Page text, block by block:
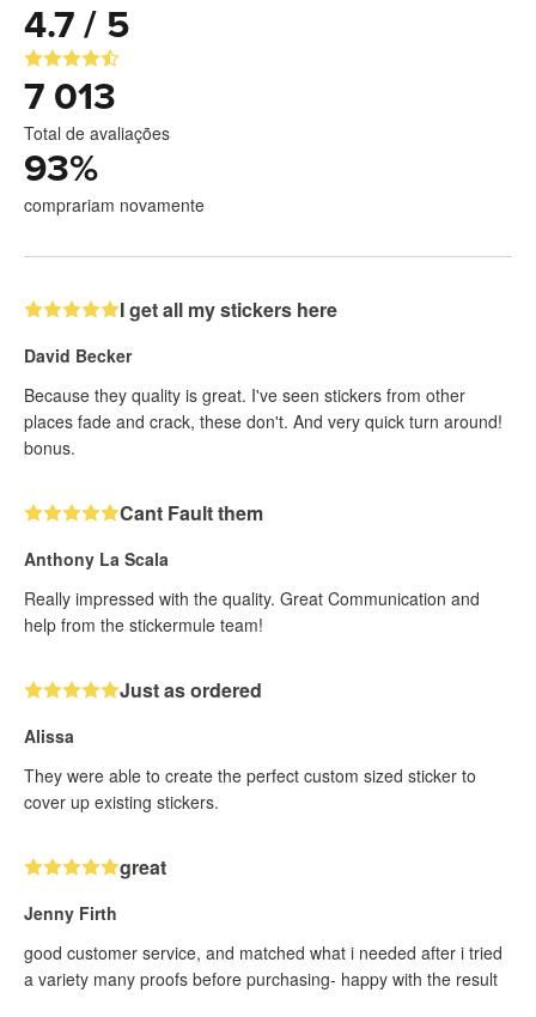
4.7 / 5
7 013
Total de avaliações
93%
comprariam novamente
I get all my stickers here
David Becker
Because they quality is great. I've seen stickers from other
places fade and crack, these don't. And very quick turn around!
bonus.
Cant Fault them
Anthony La Scala
Really impressed with the quality. Great Communication and
help from the stickermule team!
Just as ordered
Alissa
They were able to create the perfect custom sized sticker to
cover up existing stickers.
great
Jenny Firth
good customer service, and matched what i needed after i tried
a variety many proofs before purchasing- happy with the result